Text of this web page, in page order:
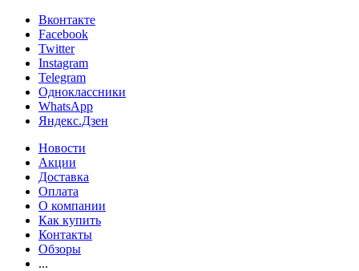
Вконтакте
Facebook
Twitter
Instagram
Telegram
Одноклассники
WhatsApp
Яндекс.Дзен
Новости
Акции
Доставка
Оплата
О компании
Как купить
Контакты
Обзоры
...